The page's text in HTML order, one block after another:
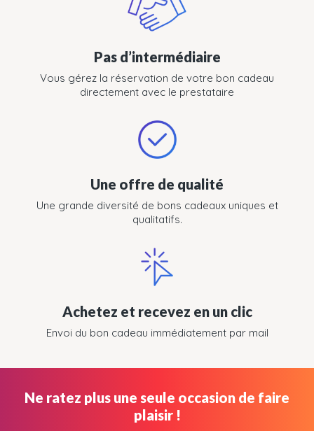
Pas d’intermédiaire
Vous gérez la réservation de votre bon cadeau
directement avec le prestataire
Une offre de qualité
Une grande diversité de bons cadeaux uniques et
qualitatifs.
Achetez et recevez en un clic
Envoi du bon cadeau immédiatement par mail
Ne ratez plus une seule occasion de faire
plaisir !